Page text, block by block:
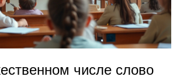
числе слово